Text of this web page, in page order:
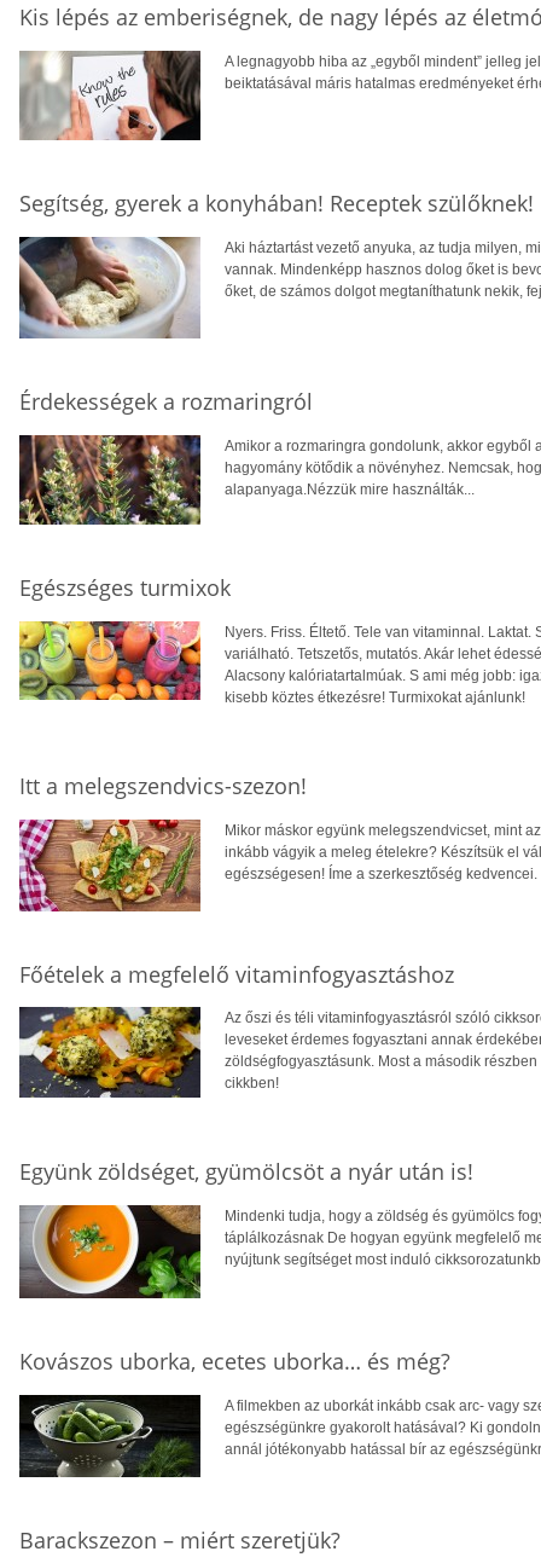
Kis lépés az emberiségnek, de nagy lépés az
A legnagyobb hiba az „egyből mindent” jelleg
beiktatásával máris hatalmas eredményeket
Segítség, gyerek a konyhában! Receptek szülőknek!
Aki háztartást vezető anyuka, az tudja milyen,
vannak. Mindenképp hasznos dolog őket is
őket, de számos dolgot megtaníthatunk nekik,
Érdekességek a rozmaringról
Amikor a rozmaringra gondolunk, akkor egyből
hagyomány kötődik a növényhez. Nemcsak,
alapanyaga.Nézzük mire használták...
Egészséges turmixok
Nyers. Friss. Éltető. Tele van vitaminnal.
variálható. Tetszetős, mutatós. Akár lehet
Alacsony kalóriatartalmúak. S ami még jobb:
kisebb köztes étkezésre! Turmixokat ajánlunk!
Itt a melegszendvics-szezon!
Mikor máskor együnk melegszendvicset, mint
inkább vágyik a meleg ételekre? Készítsük el
egészségesen! Íme a szerkesztőség kedvencei.
Főételek a megfelelő vitaminfogyasztáshoz
Az őszi és téli vitaminfogyasztásról szóló
leveseket érdemes fogyasztani annak
zöldségfogyasztásunk. Most a második
cikkben!
Együnk zöldséget, gyümölcsöt a nyár után is!
Mindenki tudja, hogy a zöldség és gyümölcs
táplálkozásnak De hogyan együnk megfelelő
nyújtunk segítséget most induló
Kovászos uborka, ecetes uborka… és még?
A filmekben az uborkát inkább csak arc- vagy
egészségünkre gyakorolt hatásával? Ki
annál jótékonyabb hatással bír az
Barackszezon – miért szeretjük?